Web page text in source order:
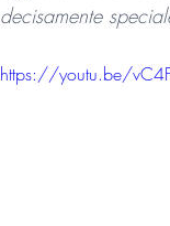
decisamente
https://youtu.be/